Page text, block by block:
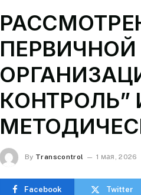
КОНТРОЛЬ”
By Transcontrol 1 мая, 2026
Facebook Twitter